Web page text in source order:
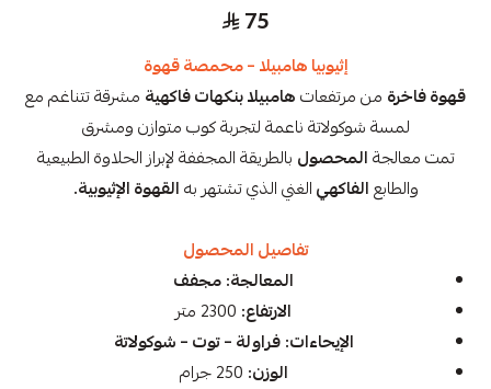
75
إثيوبيا هامبيلا – محمصة قهوة
قهوة فاخرة من مرتفعاتهامبيلا بنكهات فاكهية مشرقة تتناغم مع
لمسة شوكولاتة ناعمة لتجربة كوب متوازن ومشرق
تمت معالجةالمحصول بالطريقة المجففة لإبراز الحلاوة الطبيعية
والطابعالفاكهيالغني الذي تشتهر بهالقهوة الإثيوبية.
تفاصيل المحصول
المعالجة:مجفف
الارتفاع:
الإيحاءات:فراولة – توت – شوكولاتة
الوزن: